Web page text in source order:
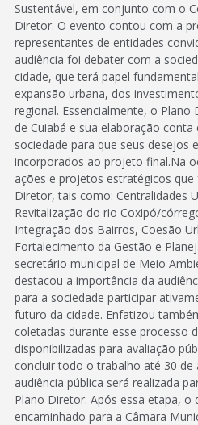
Sustentável, em conjunto com o
Diretor. O evento contou com a
representantes de entidades
audiência foi debater com a
cidade, que terá papel
expansão urbana, dos
regional. Essencialmente, o Plano
de Cuiabá e sua elaboração
sociedade para que seus desejos
incorporados ao projeto final.Na
ações e projetos estratégicos
Diretor, tais como: Centralidades
Revitalização do rio Coxipó/
Integração dos Bairros, Coesão
Fortalecimento da Gestão e
secretário municipal de Meio
destacou a importância da
para a sociedade participar
futuro da cidade. Enfatizou
coletadas durante esse processo
disponibilizadas para avaliação
concluir todo o trabalho até 30
audiência pública será realizada
Plano Diretor. Após essa etapa, o
encaminhado para a Câmara